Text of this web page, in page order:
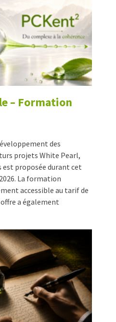
– Formation
des
projets White Pearl,
est proposée durant cet
La formation
accessible au tarif de
offre a également